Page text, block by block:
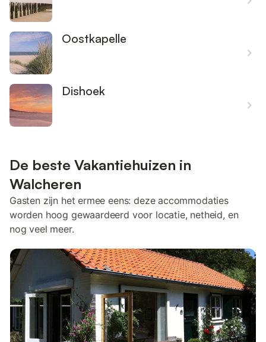
Oostkapelle
Dishoek
De beste Vakantiehuizen in
Walcheren
Gasten zijn het ermee eens: deze accommodaties
worden hoog gewaardeerd voor locatie, netheid, en
nog veel meer.